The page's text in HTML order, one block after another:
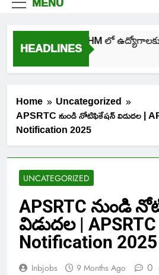
HEADLINES
తెలంగాణ NHM లో ఉద్యోగాలకు
Home
Uncategorized
APSRTC నుండి నోటిఫికేషన్ విడుదల |
Notification 2025
UNCATEGORIZED
APSRTC నుండి
విడుదల |
Notification 2025
Inbjobs 9 Months Ago 0